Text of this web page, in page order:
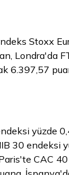
Stoxx
Londra'da
6.397,57
yüzde
30 endeksi
CAC